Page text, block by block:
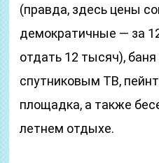
(правда, здесь цены
демократичные — за
отдать 12 тысяч), баня
спутниковым ТВ,
площадка, а также
летнем отдыхе.